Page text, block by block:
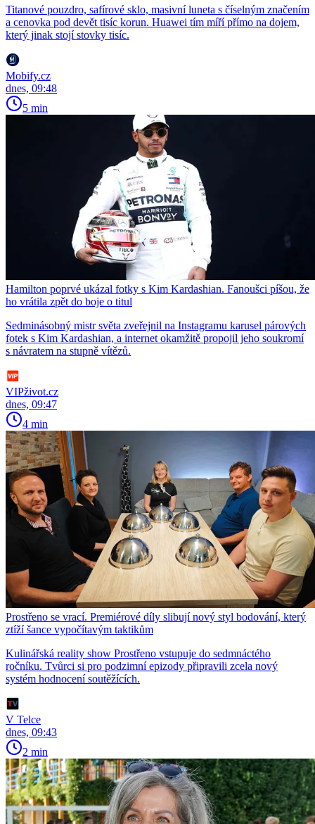
Titanové pouzdro, safírové sklo, masivní luneta s číselným značením
a cenovka pod devět tisíc korun. Huawei tím míří přímo na dojem,
který jinak stojí stovky tisíc.
Mobify.cz
dnes, 09:48
5 min
Hamilton poprvé ukázal fotky s Kim Kardashian. Fanoušci píšou, že
ho vrátila zpět do boje o titul
Sedminásobný mistr světa zveřejnil na Instagramu karusel párových
fotek s Kim Kardashian, a internet okamžitě propojil jeho soukromí
s návratem na stupně vítězů.
VIPživot.cz
dnes, 09:47
4 min
Prostřeno se vrací. Premiérové díly slibují nový styl bodování, který
ztíží šance vypočítavým taktikům
Kulinářská reality show Prostřeno vstupuje do sedmnáctého
ročníku. Tvůrci si pro podzimní epizody připravili zcela nový
systém hodnocení soutěžících.
V Telce
dnes, 09:43
2 min